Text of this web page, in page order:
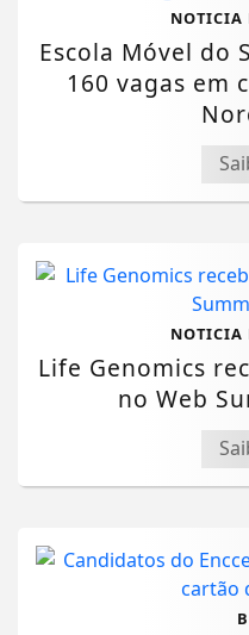
NOTICIA
Escola Móvel do
160 vagas em
NOTICIA
Life Genomics
no Web